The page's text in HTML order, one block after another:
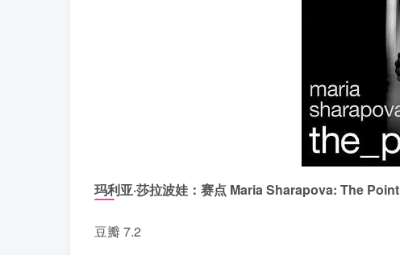
玛利亚·莎拉波娃：赛点 Maria Sharapova: The Point
豆瓣 7.2